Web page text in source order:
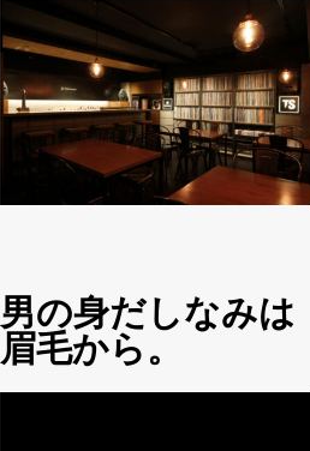
男の身だしなみは
眉毛から。